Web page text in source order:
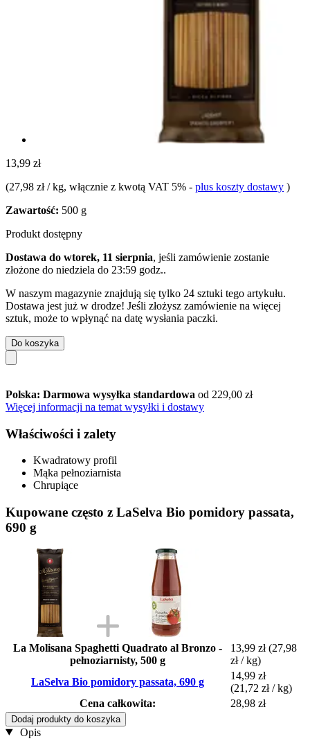
13,99 zł
(27,98 zł / kg, włącznie z kwotą VAT 5% - plus koszty dostawy )
Zawartość: 500 g
Produkt dostępny
Dostawa do wtorek, 11 sierpnia, jeśli zamówienie zostanie
złożone do niedziela do 23:59 godz..
W naszym magazynie znajdują się tylko 24 sztuki tego artykułu.
Dostawa jest już w drodze! Jeśli złożysz zamówienie na więcej
sztuk, może to wpłynąć na datę wysłania paczki.
Do koszyka
Polska: Darmowa wysyłka standardowa od 229,00 zł
Więcej informacji na temat wysyłki i dostawy
Właściwości i zalety
Kwadratowy profil
Mąka pełnoziarnista
Chrupiące
Kupowane często z LaSelva Bio pomidory passata,
690 g
La Molisana Spaghetti Quadrato al Bronzo -
pełnoziarnisty, 500 g
13,99 zł (27,98
zł / kg)
LaSelva Bio pomidory passata, 690 g
14,99 zł
(21,72 zł / kg)
Cena całkowita:
28,98 zł
Dodaj produkty do koszyka
Opis